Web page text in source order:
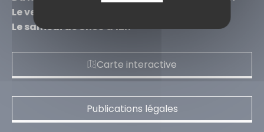
Le vendredi de 8h30 à 12h et de 13h à 16h30
Le samedi de 8h30 à 12h
Carte interactive
Publications légales